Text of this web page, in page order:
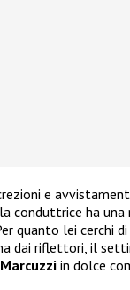
e
conduttrice ha una
quanto lei cerchi
dai riflettori, il
in dolce